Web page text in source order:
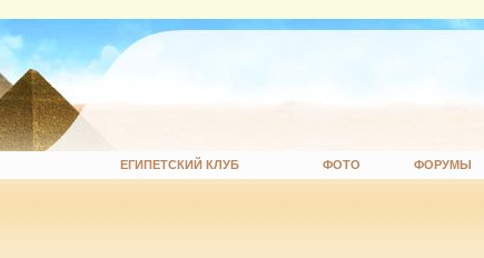
ЕГИПЕТСКИЙ КЛУБ ФОТО ФОРУМЫ